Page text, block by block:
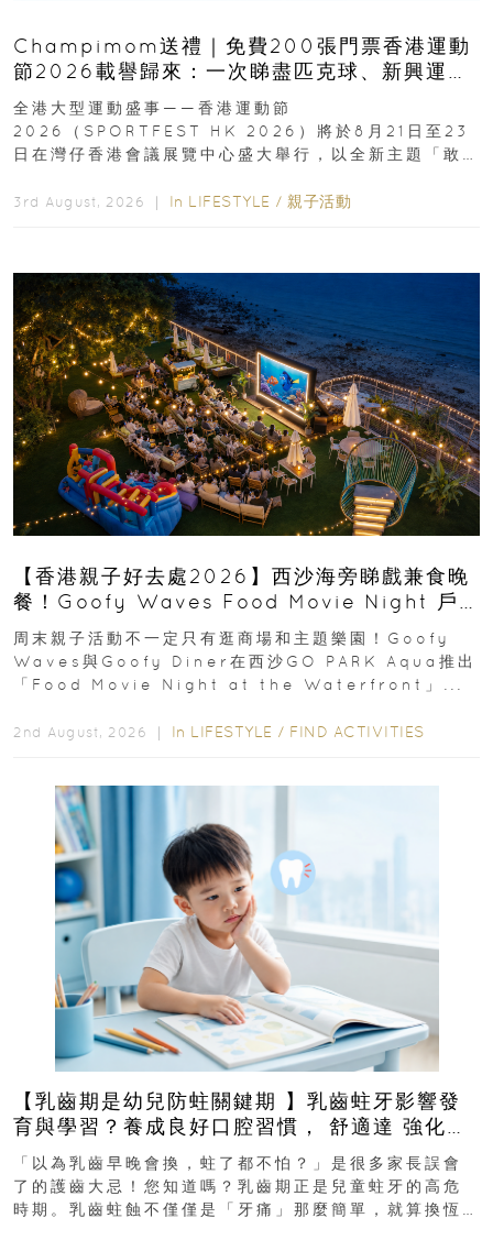
Champimom送禮｜免費200張門票香港運動
節2026載譽歸來：一次睇盡匹克球、新興運
動、街舞比賽＋逾百運動品牌展覽
全港大型運動盛事——香港運動節
2026（SPORTFEST HK 2026）將於8月21日至23
日在灣仔香港會議展覽中心盛大舉行，以全新主題「敢
3rd August, 2026 ｜ In LIFESTYLE / 親子活動
【香港親子好去處2026】西沙海旁睇戲兼食晚
餐！Goofy Waves Food Movie Night 戶
外影院逢週末登場
周末親子活動不一定只有逛商場和主題樂園！Goofy
Waves與Goofy Diner在西沙GO PARK Aqua推出
「Food Movie Night at the Waterfront」...
2nd August, 2026 ｜ In LIFESTYLE / FIND ACTIVITIES
【乳齒期是幼兒防蛀關鍵期 】乳齒蛀牙影響發
育與學習？養成良好口腔習慣， 舒適達 強化琺
瑯質 兒童牙膏防護指南
「以為乳齒早晚會換，蛀了都不怕？」是很多家長誤會
了的護齒大忌！您知道嗎？乳齒期正是兒童蛀牙的高危
時期。乳齒蛀蝕不僅僅是「牙痛」那麼簡單，就算換恆